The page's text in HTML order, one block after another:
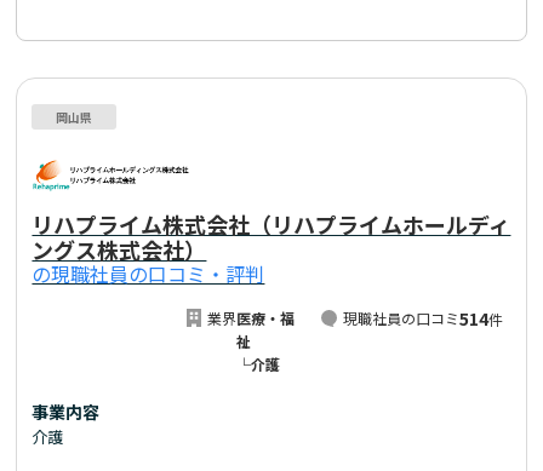
岡山県
リハプライム株式会社（リハプライムホールディ
ングス株式会社）
の現職社員の口コミ・評判
業界医療・福
祉
└介護
現職社員の口コミ514件
事業内容
介護